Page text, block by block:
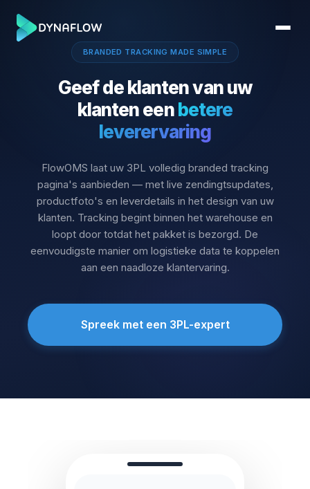
BRANDED TRACKING MADE SIMPLE
Geef de klanten van uw
klanten eenbetere
leverervaring
FlowOMS laat uw 3PL volledig branded tracking
pagina's aanbieden — met live zendingtsupdates,
productfoto's en leverdetails in het design van uw
klanten. Tracking begint binnen het warehouse en
loopt door totdat het pakket is bezorgd. De
eenvoudigste manier om logistieke data te koppelen
aan een naadloze klantervaring.
Spreek met een 3PL-expert